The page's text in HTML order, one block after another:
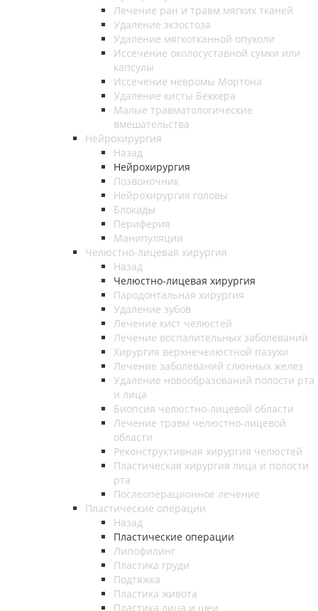
Лечение ран и травм мягких тканей
Удаление экзостоза
Удаление мягкотканной опухоли
Иссечение околосуставной сумки или
капсулы
Иссечение невромы Мортона
Удаление кисты Беккера
Малые травматологические
вмешательства
Нейрохирургия
Назад
Нейрохирургия
Позвоночник
Нейрохирургия головы
Блокады
Периферия
Манипуляции
Челюстно-лицевая хирургия
Назад
Челюстно-лицевая хирургия
Пародонтальная хирургия
Удаление зубов
Лечение кист челюстей
Лечение воспалительных заболеваний
Хирургия верхнечелюстной пазухи
Лечение заболеваний слюнных желез
Удаление новообразований полости рта
и лица
Биопсия челюстно-лицевой области
Лечение травм челюстно-лицевой
области
Реконструктивная хирургия челюстей
Пластическая хирургия лица и полости
рта
Послеоперационное лечение
Пластические операции
Назад
Пластические операции
Липофилинг
Пластика груди
Подтяжка
Пластика живота
Пластика лица и шеи